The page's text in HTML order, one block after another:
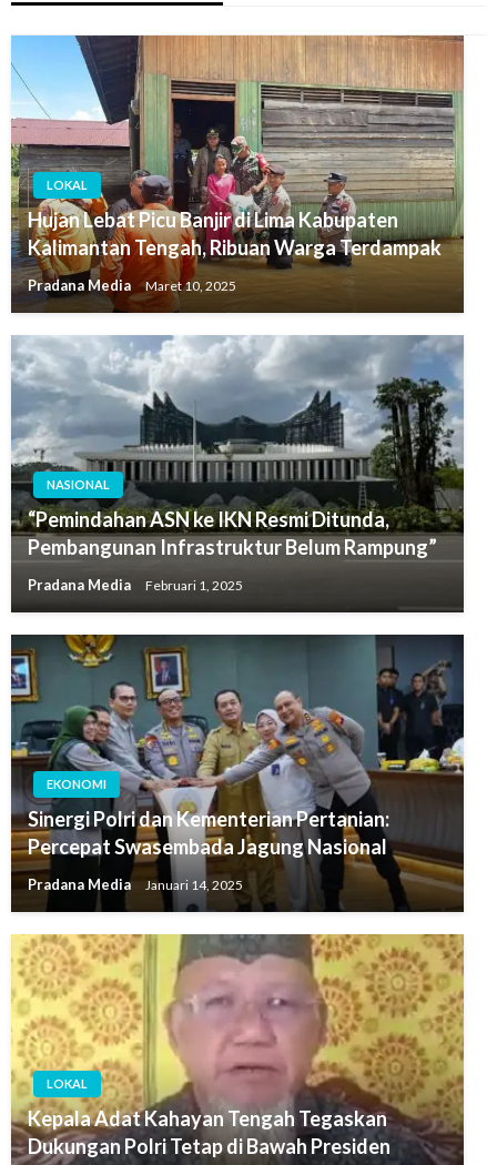
LOKAL
Hujan Lebat Picu Banjir di Lima Kabupaten
Kalimantan Tengah, Ribuan Warga Terdampak
Pradana Media Maret 10, 2025
NASIONAL
“Pemindahan ASN ke IKN Resmi Ditunda,
Pembangunan Infrastruktur Belum Rampung”
Pradana Media Februari 1, 2025
EKONOMI
Sinergi Polri dan Kementerian Pertanian:
Percepat Swasembada Jagung Nasional
Pradana Media Januari 14, 2025
LOKAL
Kepala Adat Kahayan Tengah Tegaskan
Dukungan Polri Tetap di Bawah Presiden